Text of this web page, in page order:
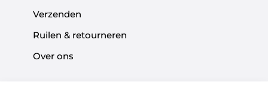
Verzenden
Ruilen & retourneren
Over ons